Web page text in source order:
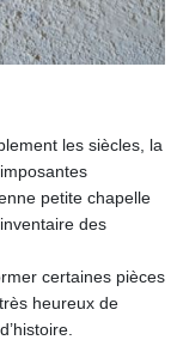
les siècles, la
petite chapelle
des
certaines pièces
heureux de